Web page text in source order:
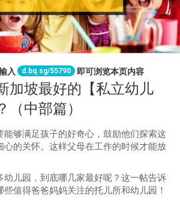
入 d.bq.sg/55790 即可浏览本页内容
加坡最好的【私立幼儿
（中部篇）
能够满足孩子的好奇心，鼓励他们探索这
心的关怀。这样父母在工作的时候才能放
幼儿园，到底哪几家最好呢？这一帖告诉
值得爸爸妈妈关注的托儿所和幼儿园！